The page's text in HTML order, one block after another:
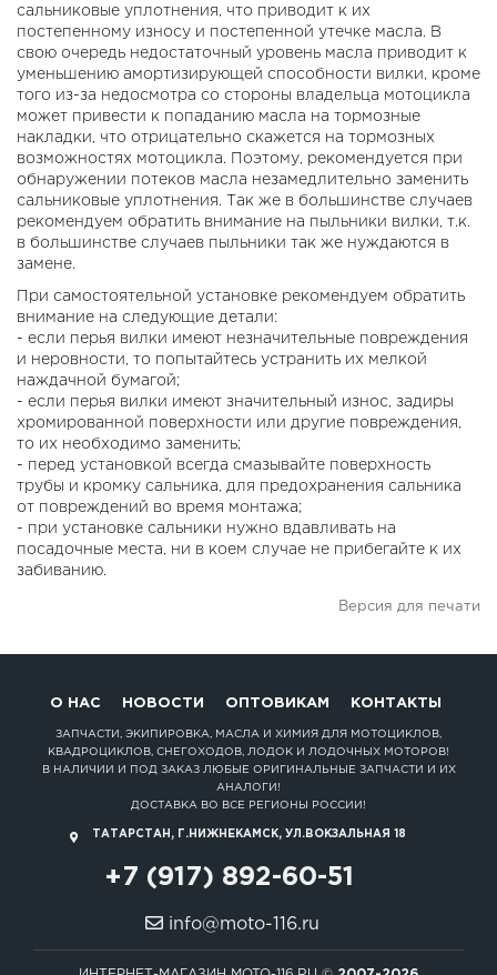
сальниковые уплотнения, что приводит к их
постепенному износу и постепенной утечке масла. В
свою очередь недостаточный уровень масла приводит к
уменьшению амортизирующей способности вилки, кроме
того из-за недосмотра со стороны владельца мотоцикла
может привести к попаданию масла на тормозные
накладки, что отрицательно скажется на тормозных
возможностях мотоцикла. Поэтому, рекомендуется при
обнаружении потеков масла незамедлительно заменить
сальниковые уплотнения. Так же в большинстве случаев
рекомендуем обратить внимание на пыльники вилки, т.к.
в большинстве случаев пыльники так же нуждаются в
замене.
При самостоятельной установке рекомендуем обратить
внимание на следующие детали:
- если перья вилки имеют незначительные повреждения
и неровности, то попытайтесь устранить их мелкой
наждачной бумагой;
- если перья вилки имеют значительный износ, задиры
хромированной поверхности или другие повреждения,
то их необходимо заменить;
- перед установкой всегда смазывайте поверхность
трубы и кромку сальника, для предохранения сальника
от повреждений во время монтажа;
- при установке сальники нужно вдавливать на
посадочные места, ни в коем случае не прибегайте к их
забиванию.
Версия для печати
О НАС НОВОСТИ ОПТОВИКАМ КОНТАКТЫ
ЗАПЧАСТИ, ЭКИПИРОВКА, МАСЛА И ХИМИЯ ДЛЯ МОТОЦИКЛОВ,
КВАДРОЦИКЛОВ, СНЕГОХОДОВ, ЛОДОК И ЛОДОЧНЫХ МОТОРОВ!
В НАЛИЧИИ И ПОД ЗАКАЗ ЛЮБЫЕ ОРИГИНАЛЬНЫЕ ЗАПЧАСТИ И ИХ
АНАЛОГИ!
ДОСТАВКА ВО ВСЕ РЕГИОНЫ РОССИИ!
ТАТАРСТАН, Г.НИЖНЕКАМСК, УЛ.ВОКЗАЛЬНАЯ 18
+7 (917) 892-60-51
info@moto-116.ru